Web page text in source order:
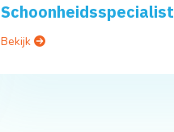
Schoonheidsspecialist
Bekijk